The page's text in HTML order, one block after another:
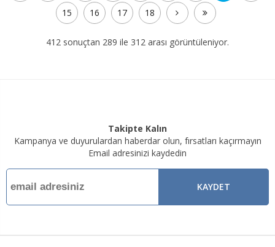
15
16 17 18
412 sonuçtan 289 ile 312 arası görüntüleniyor.
Takipte Kalın
Kampanya ve duyurulardan haberdar olun, fırsatları kaçırmayın
Email adresinizi kaydedin
KAYDET